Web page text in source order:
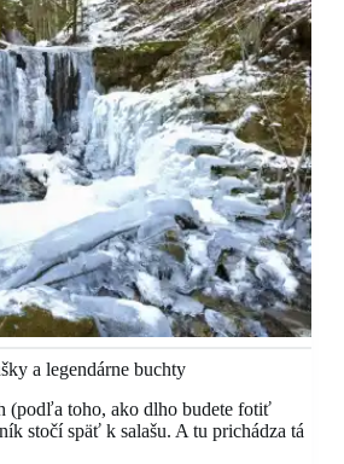
a legendárne buchty
(podľa toho, ako dlho budete fotiť
stočí späť k salašu. A tu prichádza tá